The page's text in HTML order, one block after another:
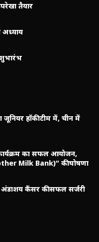
तैयार
अध्याय
जूनियर हॉकी टीम में, चीन में
का सफल आयोजन,
Milk Bank)” की घोषणा
अंडाशय कैंसर की सफल सर्जरी